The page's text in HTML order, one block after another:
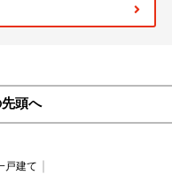
頭へ
戸建て